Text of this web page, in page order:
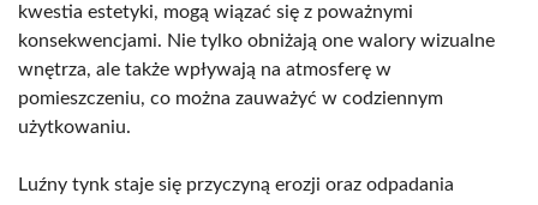
kwestia estetyki, mogą wiązać się z poważnymi
konsekwencjami. Nie tylko obniżają one walory wizualne
wnętrza, ale także wpływają na atmosferę w
pomieszczeniu, co można zauważyć w codziennym
użytkowaniu.
Luźny tynk staje się przyczyną erozji oraz odpadania